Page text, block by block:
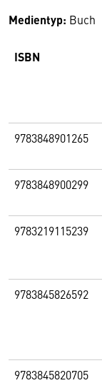
Medientyp: Buch
ISBN
9783848901265
9783848900299
9783219115239
9783845826592
9783845820705